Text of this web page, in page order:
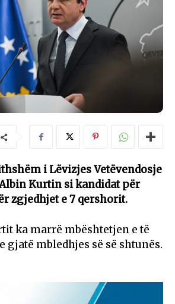
i Lëvizjes Vetëvendosje
Kurtin si kandidat për
zgjedhjet e 7 qershorit.
ka marrë mbështetjen e të
gjatë mbledhjes së së shtunës.